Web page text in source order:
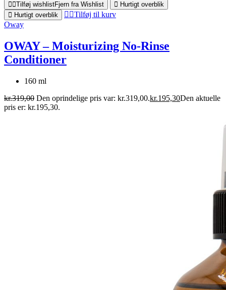
Tilføj wishlistFjern fra Wishlist
Hurtigt overblik
Hurtigt overblik
Tilføj til kurv
Oway
OWAY – Moisturizing No-Rinse
Conditioner
160 ml
kr.319,00 Den oprindelige pris var: kr.319,00.kr.195,30Den aktuelle
pris er: kr.195,30.